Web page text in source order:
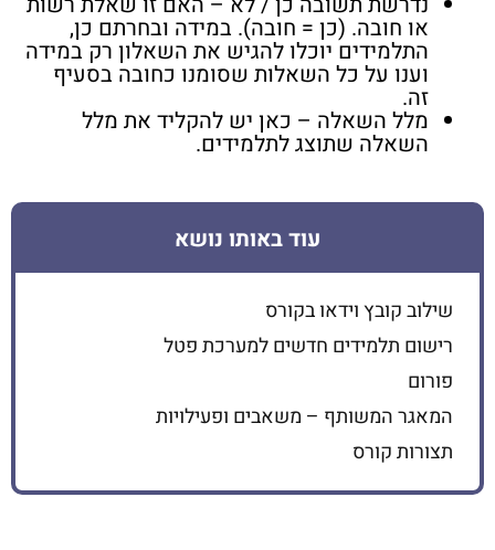
או חובה. (כן = חובה). במידה ובחרתם כן,
התלמידים יוכלו להגיש את השאלון רק במידה
וענו על כל השאלות שסומנו כחובה בסעיף
זה.
מלל השאלה – כאן יש להקליד את מלל
השאלה שתוצג לתלמידים.
עוד באותו נושא
שילוב קובץ וידאו בקורס
רישום תלמידים חדשים למערכת פטל
פורום
המאגר המשותף – משאבים ופעילויות
תצורות קורס